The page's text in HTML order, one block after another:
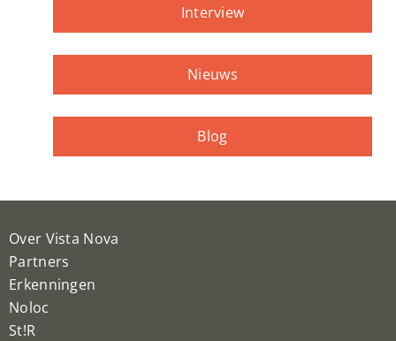
Interview
Nieuws
Blog
Over Vista Nova
Partners
Erkenningen
Noloc
St!R